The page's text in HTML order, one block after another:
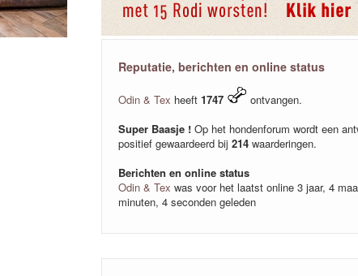
Reputatie, berichten en online status
Odin & Tex heeft 1747
ontvangen.
Super Baasje ! Op het hondenforum wordt een
positief gewaardeerd bij 214 waarderingen.
Berichten en online status
Odin & Tex was voor het laatst online 3 jaar, 4
minuten, 4 seconden geleden